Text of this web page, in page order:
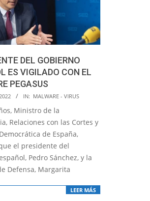
DEL GOBIERNO
ES VIGILADO CON EL
PEGASUS
IN: MALWARE - VIRUS
Ministro de la
Relaciones con las Cortes y
de España,
el presidente del
Pedro Sánchez, y la
Defensa, Margarita
LEER MÁS